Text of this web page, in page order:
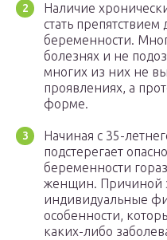
Наличие
стать
беременности.
болезнях и не
многих из них не
проявлениях, а
форме.
Начиная с 35-
подстерегает
беременности
женщин. Причиной
индивидуальные
особенности,
каких-либо